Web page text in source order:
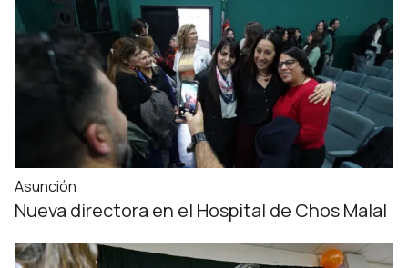
Asunción
Nueva directora en el Hospital de Chos Malal